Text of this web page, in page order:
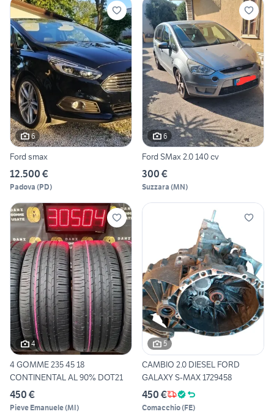
6
Ford smax
12.500 €
Padova (PD)
6
Ford SMax 2.0 140 cv
300 €
Suzzara (MN)
4
4 GOMME 235 45 18
CONTINENTAL AL 90% DOT21
450 €
Pieve Emanuele(MI)
5
CAMBIO 2.0 DIESEL FORD
GALAXY S-MAX 1729458
450 €
Comacchio(FE)